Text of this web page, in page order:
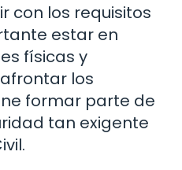
con los requisitos
estar en
físicas y
los
formar parte de
tan exigente